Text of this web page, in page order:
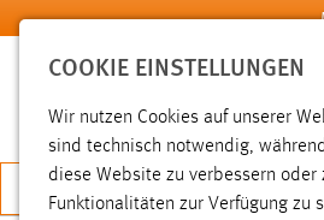
Zum Hauptinhalt springen
JETZT
COOKIE EINSTELLUNGEN
Wir nutzen Cookies auf unserer
sind technisch notwendig,
diese Website zu verbessern oder
Funktionalitäten zur Verfügung zu